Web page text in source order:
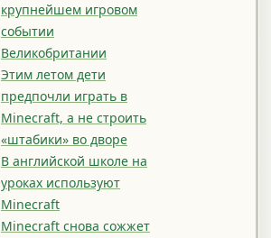
крупнейшем игровом
событии
Великобритании
Этим летом дети
предпочли играть в
Minecraft, а не строить
«штабики» во дворе
В английской школе на
уроках используют
Minecraft
Minecraft снова сожжет